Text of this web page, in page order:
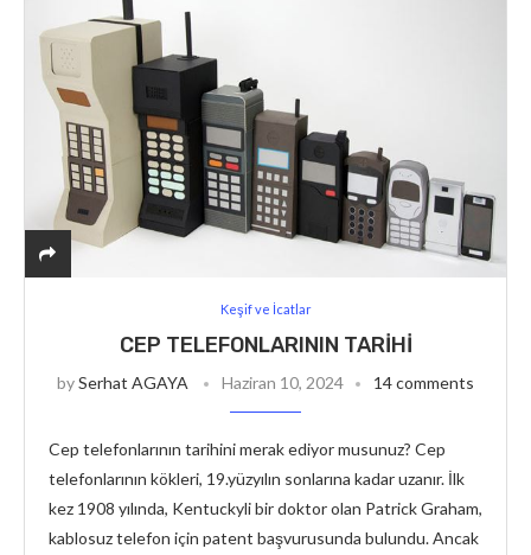
Keşif ve İcatlar
CEP TELEFONLARININ TARIHI
bySerhat AGAYA Haziran 10, 2024 14 comments
Cep telefonlarının tarihini merak ediyor musunuz? Cep
telefonlarının kökleri, 19.yüzyılın sonlarına kadar uzanır. İlk
kez 1908 yılında, Kentuckyli bir doktor olan Patrick Graham,
kablosuz telefon için patent başvurusunda bulundu. Ancak